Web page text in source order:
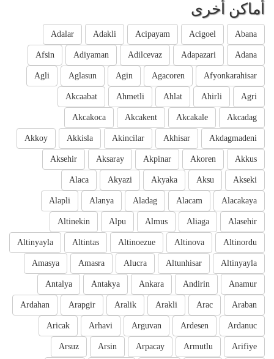
أماكن أخرى
Abana
Acigoel
Acipayam
Adakli
Adalar
Adana
Adapazari
Adilcevaz
Adiyaman
Afsin
Afyonkarahisar
Agacoren
Agin
Aglasun
Agli
Agri
Ahirli
Ahlat
Ahmetli
Akcaabat
Akcadag
Akcakale
Akcakent
Akcakoca
Akdagmadeni
Akhisar
Akincilar
Akkisla
Akkoy
Akkus
Akoren
Akpinar
Aksaray
Aksehir
Akseki
Aksu
Akyaka
Akyazi
Alaca
Alacakaya
Alacam
Aladag
Alanya
Alapli
Alasehir
Aliaga
Almus
Alpu
Altinekin
Altinordu
Altinova
Altinoezue
Altintas
Altinyayla
Altinyayla
Altunhisar
Alucra
Amasra
Amasya
Anamur
Andirin
Ankara
Antakya
Antalya
Araban
Arac
Arakli
Aralik
Arapgir
Ardahan
Ardanuc
Ardesen
Arguvan
Arhavi
Aricak
Arifiye
Armutlu
Arpacay
Arsin
Arsuz